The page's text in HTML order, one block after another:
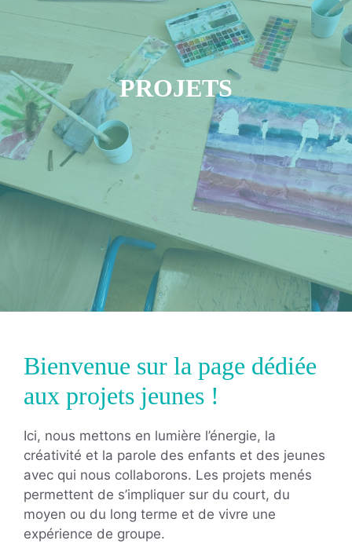
PROJETS
Bienvenue sur la page dédiée
aux projets jeunes !
Ici, nous mettons en lumière l’énergie, la
créativité et la parole des enfants et des jeunes
avec qui nous collaborons. Les projets menés
permettent de s’impliquer sur du court, du
moyen ou du long terme et de vivre une
expérience de groupe.